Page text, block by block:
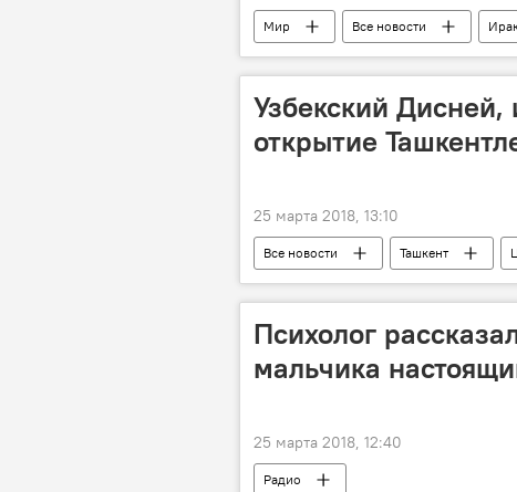
Мир Все новости
Узбекский Дисней,
открытие
25 марта 2018, 13:10
Все новости Ташкент
Психолог
мальчика
25 марта 2018, 12:40
Радио